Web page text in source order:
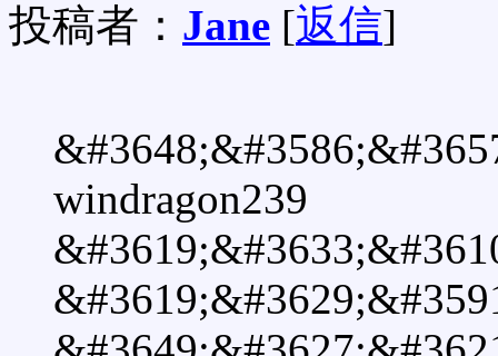
投稿者： Jane [返信]
windragon239